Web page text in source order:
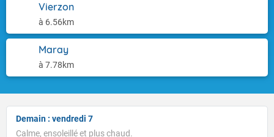
Vierzon
à 6.56km
Maray
à 7.78km
Demain : vendredi 7
Calme, ensoleillé et plus chaud.